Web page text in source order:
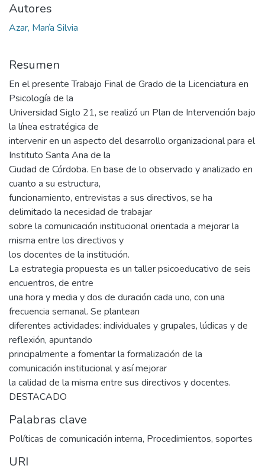
Autores
Azar, María Silvia
Resumen
En el presente Trabajo Final de Grado de la Licenciatura en
Psicología de la
Universidad Siglo 21, se realizó un Plan de Intervención bajo
la línea estratégica de
intervenir en un aspecto del desarrollo organizacional para el
Instituto Santa Ana de la
Ciudad de Córdoba. En base de lo observado y analizado en
cuanto a su estructura,
funcionamiento, entrevistas a sus directivos, se ha
delimitado la necesidad de trabajar
sobre la comunicación institucional orientada a mejorar la
misma entre los directivos y
los docentes de la institución.
La estrategia propuesta es un taller psicoeducativo de seis
encuentros, de entre
una hora y media y dos de duración cada uno, con una
frecuencia semanal. Se plantean
diferentes actividades: individuales y grupales, lúdicas y de
reflexión, apuntando
principalmente a fomentar la formalización de la
comunicación institucional y así mejorar
la calidad de la misma entre sus directivos y docentes.
DESTACADO
Palabras clave
Políticas de comunicación interna, Procedimientos, soportes
URI